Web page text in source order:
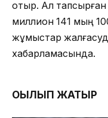
отыр. Ал тапсырған
миллион 141 мың
жұмыстар
хабарламасында.
ОҚЫЛЫП ЖАТЫР